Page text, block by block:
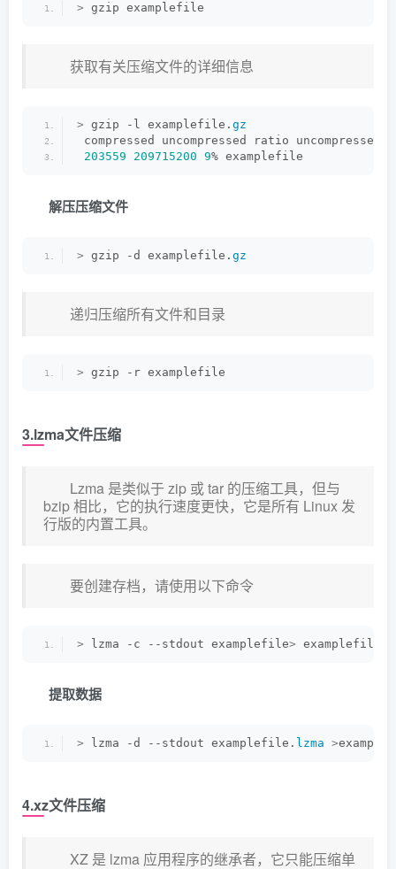
> gzip examplefile
获取有关压缩文件的详细信息
> gzip -l examplefile. gz
compressed uncompressed ratio
203559
209715200 9% examplefile
解压压缩文件
> gzip -d examplefile. gz
递归压缩所有文件和目录
> gzip -r examplefile
3.lzma文件压缩
Lzma 是类似于 zip 或 tar 的压缩工具，但与
bzip 相比，它的执行速度更快，它是所有 Linux 发
行版的内置工具。
要创建存档，请使用以下命令
> lzma -c --stdout examplefile> examplefile.
提取数据
> lzma -d --stdout examplefile. lzma >
4.xz文件压缩
XZ 是 lzma 应用程序的继承者，它只能压缩单